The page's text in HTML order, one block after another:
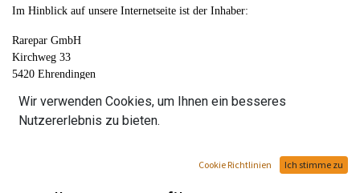
Im Hinblick auf unsere Internetseite ist der Inhaber:
Rarepar GmbH
Kirchweg 33
5420 Ehrendingen
E-Mail:info@rarepar.com
Tel.: 0041 6 555 8020
Bereitstellung der Website und
Wir verwenden Cookies, um Ihnen ein besseres
Nutzererlebnis zu bieten.
Cookie Richtlinien Ich stimme zu